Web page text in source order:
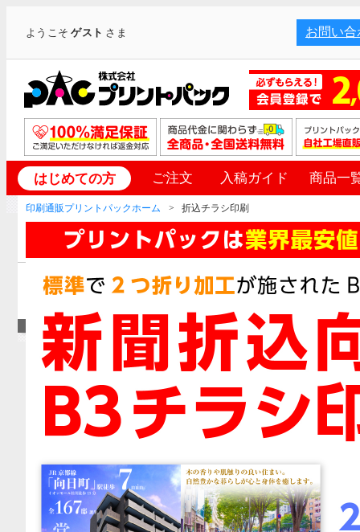
ようこそゲスト さま お問い合
はじめての方 ご注文 入稿ガイド 商品一
印刷通販プリントパックホーム 折込チラシ印刷